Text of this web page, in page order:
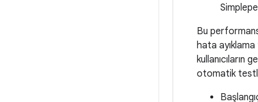
Bu
hata ayıklama
kullanıcıların
otomatik